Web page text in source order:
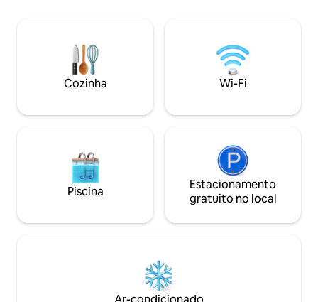
totalmente equipada com geladeira,
micro-ondas, fogão de dois
queimadores e máquina de café
expresso. Mesa de jantar para dois e
Cozinha Wi-Fi
Piscina
Estacionamento
gratuito no local